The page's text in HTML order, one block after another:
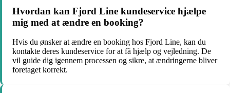
Hvordan kan Fjord Line kundeservice hjælpe
mig med at ændre en booking?
Hvis du ønsker at ændre en booking hos Fjord Line, kan du
kontakte deres kundeservice for at få hjælp og vejledning. De
vil guide dig igennem processen og sikre, at ændringerne bliver
foretaget korrekt.